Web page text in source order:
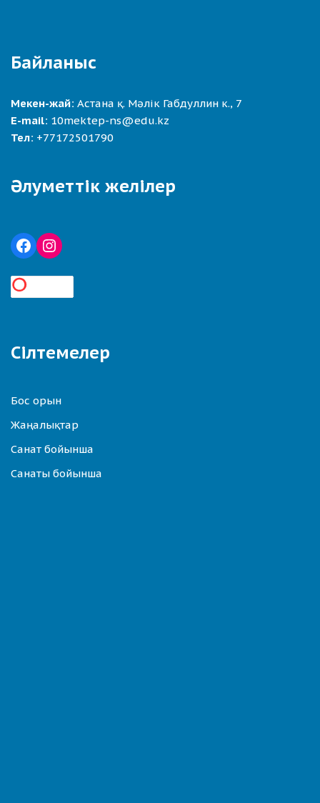
Байланыс
Мекен-жай: Астана қ. Мәлік Габдуллин к., 7
E-mail: 10mektep-ns@edu.kz
Тел: +77172501790
Әлуметтік желілер
Сілтемелер
Бос орын
Жаңалықтар
Санат бойынша
Санаты бойынша